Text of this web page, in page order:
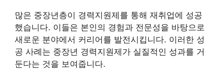
많은 중장년층이 경력지원제를 통해 재취업에 성공
했습니다. 이들은 본인의 경험과 전문성을 바탕으로
새로운 분야에서 커리어를 발전시킵니다. 이러한 성
공 사례는 중장년 경력지원제가 실질적인 성과를 거
둔다는 것을 보여줍니다.